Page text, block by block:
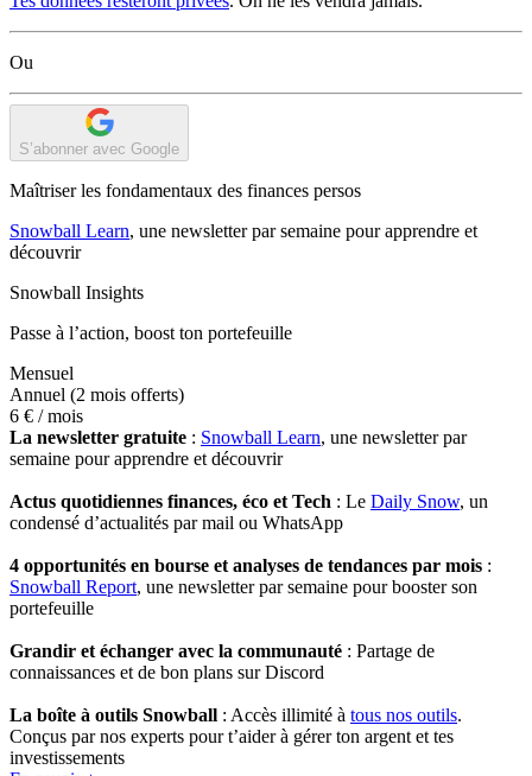
Ou
S’abonner avec Google
Maîtriser les fondamentaux des finances persos
Snowball Learn, une newsletter par semaine pour apprendre et
découvrir
Snowball Insights
Passe à l’action, boost ton portefeuille
Mensuel
Annuel (2 mois offerts)
6 € / mois
La newsletter gratuite : Snowball Learn, une newsletter par
semaine pour apprendre et découvrir
Actus quotidiennes finances, éco et Tech : Le Daily Snow, un
condensé d’actualités par mail ou WhatsApp
4 opportunités en bourse et analyses de tendances par mois :
Snowball Report, une newsletter par semaine pour booster son
portefeuille
Grandir et échanger avec la communauté : Partage de
connaissances et de bon plans sur Discord
La boîte à outils Snowball : Accès illimité à tous nos outils.
Conçus par nos experts pour t’aider à gérer ton argent et tes
investissements